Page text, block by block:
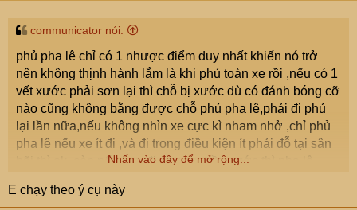
communicator nói:
phủ pha lê chỉ có 1 nhược điểm duy nhất khiến nó trở
nên không thịnh hành lắm là khi phủ toàn xe rồi ,nếu có 1
vết xước phải sơn lại thì chỗ bị xước dù có đánh bóng cỡ
nào cũng không bằng được chỗ phủ pha lê,phải đi phủ
lại lần nữa,nếu không nhìn xe cực kì nham nhở ,chỉ phủ
pha lê nếu xe ít đi ,và đi trong điều kiện ít phải đỗ tại sân
bãi thì ok ,còn nếu hay đi này nọ ,trầy xước thì pha lê
Nhấn vào đây để mở rộng...
E chạy theo ý cụ này